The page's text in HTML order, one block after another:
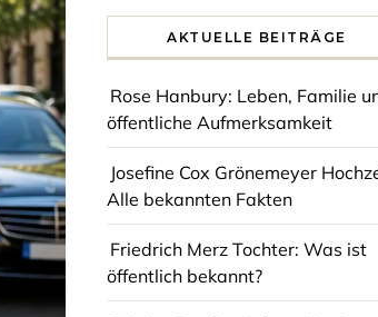
AKTUELLE BEITRÄGE
Rose Hanbury: Leben, Familie
öffentliche Aufmerksamkeit
Josefine Cox Grönemeyer
Alle bekannten Fakten
Friedrich Merz Tochter: Was ist
öffentlich bekannt?